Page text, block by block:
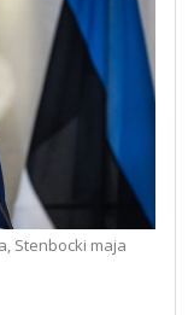
Stenbocki maja